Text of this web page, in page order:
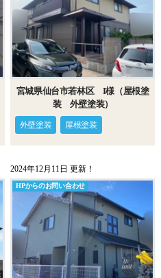
宮城県仙台市若林区 I様（屋根塗
装 外壁塗装）
外壁塗装 屋根塗装
2024年12月11日 更新！
HPからのお問い合わせ